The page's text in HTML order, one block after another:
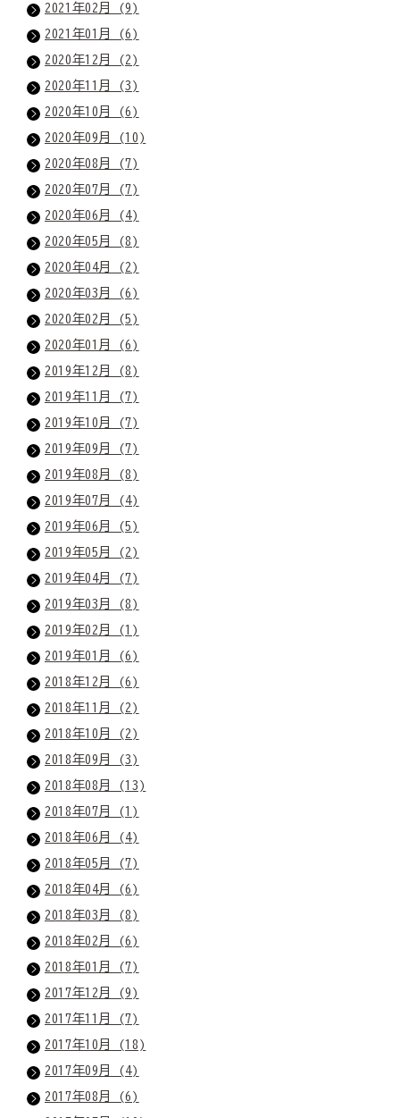
2021年02月 (9)
2021年01月 (6)
2020年12月 (2)
2020年11月 (3)
2020年10月 (6)
2020年09月 (10)
2020年08月 (7)
2020年07月 (7)
2020年06月 (4)
2020年05月 (8)
2020年04月 (2)
2020年03月 (6)
2020年02月 (5)
2020年01月 (6)
2019年12月 (8)
2019年11月 (7)
2019年10月 (7)
2019年09月 (7)
2019年08月 (8)
2019年07月 (4)
2019年06月 (5)
2019年05月 (2)
2019年04月 (7)
2019年03月 (8)
2019年02月 (1)
2019年01月 (6)
2018年12月 (6)
2018年11月 (2)
2018年10月 (2)
2018年09月 (3)
2018年08月 (13)
2018年07月 (1)
2018年06月 (4)
2018年05月 (7)
2018年04月 (6)
2018年03月 (8)
2018年02月 (6)
2018年01月 (7)
2017年12月 (9)
2017年11月 (7)
2017年10月 (18)
2017年09月 (4)
2017年08月 (6)